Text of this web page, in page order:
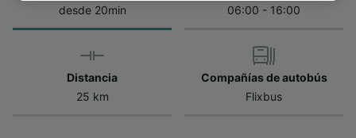
desde 20min 06:00 - 16:00
Distancia
25 km
Compañías de autobús
Flixbus
de la política de privacidad. Tus preferencias
se notificarán a nuestros socios y no
afectarán a los datos de navegación. Tus
datos no se utilizarán con fines de rastreo si
no nos has dado consentimiento para ello.